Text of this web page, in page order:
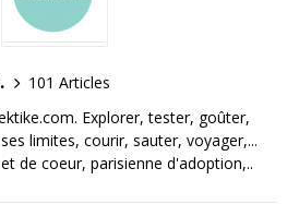
101 Articles
Explorer, tester, goûter,
limites, courir, sauter, voyager,...
de coeur, parisienne d'adoption,..